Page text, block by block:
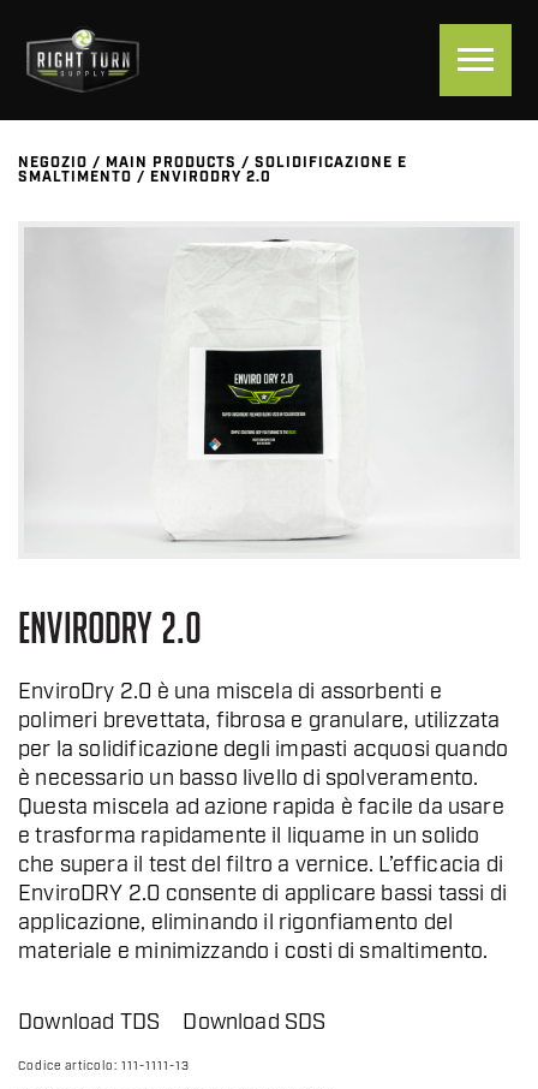
NEGOZIO / MAIN PRODUCTS / SOLIDIFICAZIONE E
SMALTIMENTO / ENVIRODRY 2.0
ENVIRODRY 2.0
EnviroDry 2.0 è una miscela di assorbenti e
polimeri brevettata, fibrosa e granulare, utilizzata
per la solidificazione degli impasti acquosi quando
è necessario un basso livello di spolveramento.
Questa miscela ad azione rapida è facile da usare
e trasforma rapidamente il liquame in un solido
che supera il test del filtro a vernice. L’efficacia di
EnviroDRY 2.0 consente di applicare bassi tassi di
applicazione, eliminando il rigonfiamento del
materiale e minimizzando i costi di smaltimento.
Download TDS Download SDS
Codice articolo: 111-1111-13